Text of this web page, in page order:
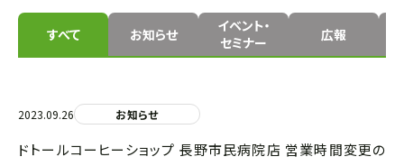
すべて お知らせ
イベント・
セミナー
広報
2023.09.26 お知らせ
ドトールコーヒーショップ 長野市民病院店 営業時間変更の